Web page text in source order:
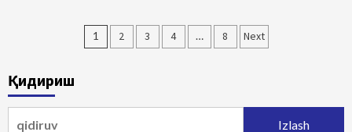
Maqolalar
1 2 3 4 … 8 Next
Қидириш